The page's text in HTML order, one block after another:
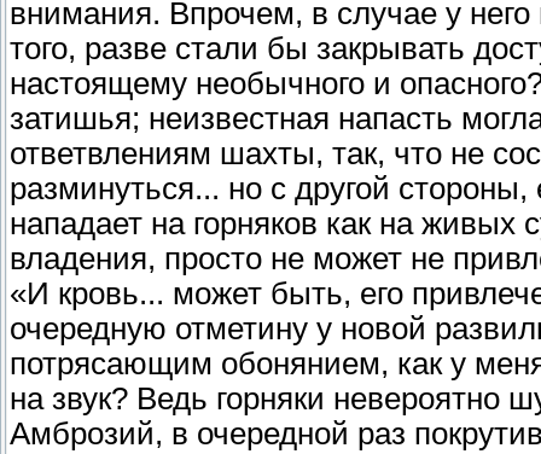
внимания. Впрочем, в случае у
того, разве стали бы закрывать
настоящему необычного и
затишья; неизвестная напасть
ответвлениям шахты, так, что не
разминуться... но с другой
нападает на горняков как на живых
владения, просто не может не
«И кровь... может быть, его
очередную отметину у новой
потрясающим обонянием, как у
на звук? Ведь горняки невероятно
Амброзий, в очередной раз